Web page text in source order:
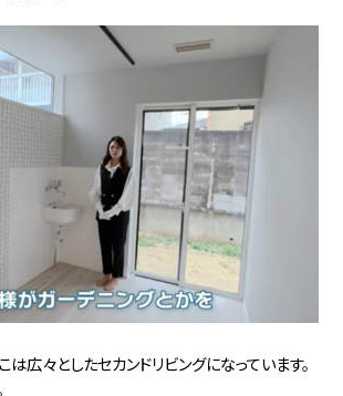
は広々としたセカンドリビングになっています。